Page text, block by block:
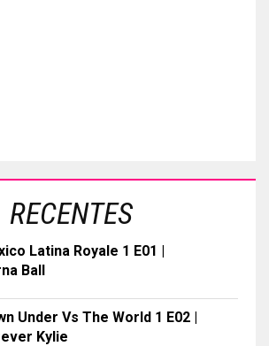
RECENTES
Latina Royale 1 E01 |
Ball
Under Vs The World 1 E02 |
Kylie